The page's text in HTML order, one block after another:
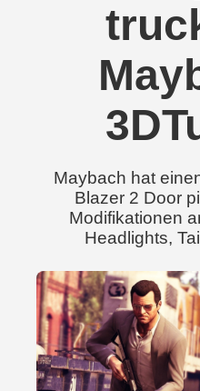
Maybach hat
Blazer 2 Door
Modifikationen
Headlights,